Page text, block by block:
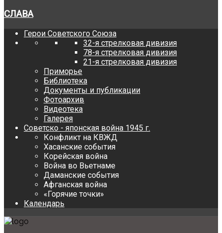
СЛАВА
Герои Советского Союза
32-я стрелковая дивизия
78-я стрелковая дивизия
21-я стрелковая дивизия
Приморье
Библиотека
Документы и публикации
Фотоархив
Видеотека
Галерея
Советско - японская война 1945 г.
Конфликт на КВЖД
Хасанские события
Корейская война
Война во Вьетнаме
Даманские события
Афганская война
«Горячие точки»
Календарь